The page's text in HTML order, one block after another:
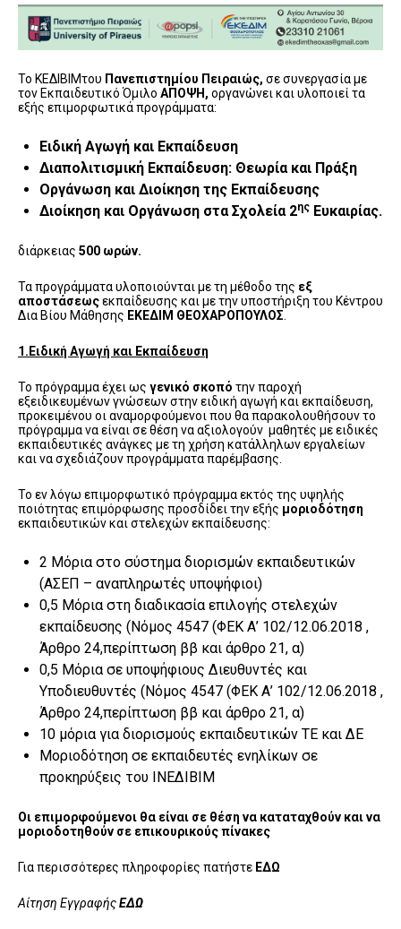
Το ΚΕΔΙΒΙΜτου Πανεπιστημίου Πειραιώς, σε συνεργασία με
τον Εκπαιδευτικό Όμιλο ΑΠΟΨΗ, οργανώνει και υλοποιεί τα
εξής επιμορφωτικά προγράμματα:
Ειδική Αγωγή και Εκπαίδευση
Διαπολιτισμική Εκπαίδευση: Θεωρία και Πράξη
Οργάνωση και Διοίκηση της Εκπαίδευσης
Διοίκηση και Οργάνωση στα Σχολεία 2ης Ευκαιρίας.
διάρκειας 500 ωρών.
Τα προγράμματα υλοποιούνται με τη μέθοδο της εξ
αποστάσεωςεκπαίδευσης και με την υποστήριξη του Κέντρου
Δια Βίου Μάθησης ΕΚΕΔΙΜ ΘΕΟΧΑΡΟΠΟΥΛΟΣ
1.Ειδική Αγωγή και Εκπαίδευση
Το πρόγραμμα έχει ως γενικό σκοπό την παροχή
εξειδικευμένων γνώσεων στην ειδική αγωγή και εκπαίδευση,
προκειμένου οι αναμορφούμενοι που θα παρακολουθήσουν το
πρόγραμμα να είναι σε θέση να αξιολογούν μαθητές με ειδικές
εκπαιδευτικές ανάγκες με τη χρήση κατάλληλων εργαλείων
και να σχεδιάζουν προγράμματα παρέμβασης.
Το εν λόγω επιμορφωτικό πρόγραμμα εκτός της υψηλής
ποιότητας επιμόρφωσης προσδίδει την εξής μοριοδότηση
εκπαιδευτικών και στελεχών εκπαίδευσης:
2 Μόρια στο σύστημα διορισμών εκπαιδευτικών
(ΑΣΕΠ – αναπληρωτές υποψήφιοι)
0,5 Μόρια στη διαδικασία επιλογής στελεχών
εκπαίδευσης (Nόμος 4547 (ΦΕΚ Α’ 102/12.06.2018 ,
Άρθρο 24,περίπτωση ββ και άρθρο 21, α)
0,5 Μόρια σε υποψήφιους Διευθυντές και
Υποδιευθυντές (Nόμος 4547 (ΦΕΚ Α’ 102/12.06.2018 ,
Άρθρο 24,περίπτωση ββ και άρθρο 21, α)
10 μόρια για διορισμούς εκπαιδευτικών ΤΕ και ΔΕ
Μοριοδότηση σε εκπαιδευτές ενηλίκων σε
προκηρύξεις του ΙΝΕΔΙΒΙΜ
Οι επιμορφούμενοι θα είναι σε θέση να καταταχθούν και να
μοριοδοτηθούν σε επικουρικούς πίνακες
Για περισσότερες πληροφορίες πατήστε ΕΔΩ
Αίτηση ΕγγραφήςΕΔΩ